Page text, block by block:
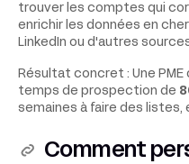
trouver les comptes qui
enrichir les données en
LinkedIn ou d'autres
Résultat concret : Une
temps de prospection de
semaines à faire des listes,
Comment